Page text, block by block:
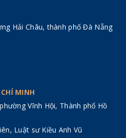
Hải Châu, thành phố Đà Nẵng
MINH
Vĩnh Hội, Thành phố Hồ
Luật sư Kiều Anh Vũ